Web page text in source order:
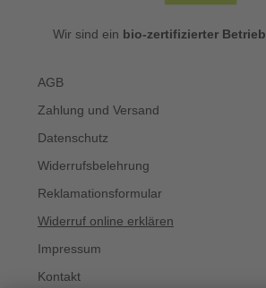
Wir sind ein bio-zertifizierter Betrieb
AGB
Zahlung und Versand
Datenschutz
Widerrufsbelehrung
Reklamationsformular
Widerruf online erklären
Impressum
Kontakt